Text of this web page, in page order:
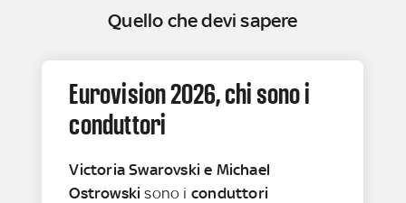
Quello che devi sapere
Eurovision 2026, chi sono i
conduttori
Victoria Swarovski e Michael
Ostrowski sono i conduttori